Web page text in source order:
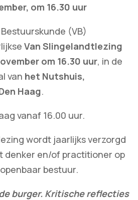
om 16.30 uur
(VB)
Van Slingelandtlezing
om 16.30 uur, in de
van het Nutshuis,
Haag.
vanaf 16.00 uur.
wordt jaarlijks verzorgd
denker en/of practitioner op
bestuur.
burger. Kritische reflecties